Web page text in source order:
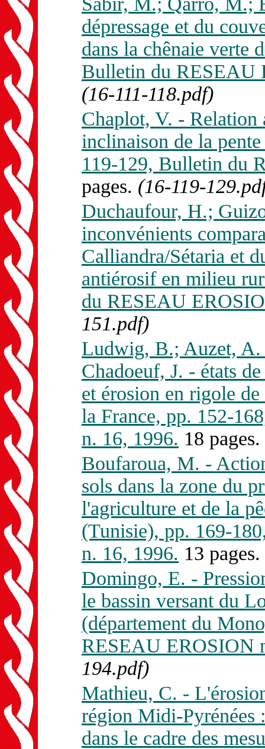
dépressage et du
dans la chênaie verte
Bulletin du RESEAU
(16-111-118.pdf)
Chaplot, V. - Relation
inclinaison de la
119-129, Bulletin du
pages. (16-119-
Duchaufour, H.;
inconvénients
Calliandra/Sétaria et
antiérosif en milieu
du RESEAU
151.pdf)
Ludwig, B.; Auzet,
Chadoeuf, J. - états
et érosion en rigole
la France, pp. 152-
n. 16, 1996. 18 pages.
Boufaroua, M. -
sols dans la zone du
l'agriculture et de la
(Tunisie), pp. 169-
n. 16, 1996. 13 pages.
Domingo, E. -
le bassin versant du
(département du
RESEAU EROSION
194.pdf)
Mathieu, C. -
région Midi-Pyrénées
dans le cadre des